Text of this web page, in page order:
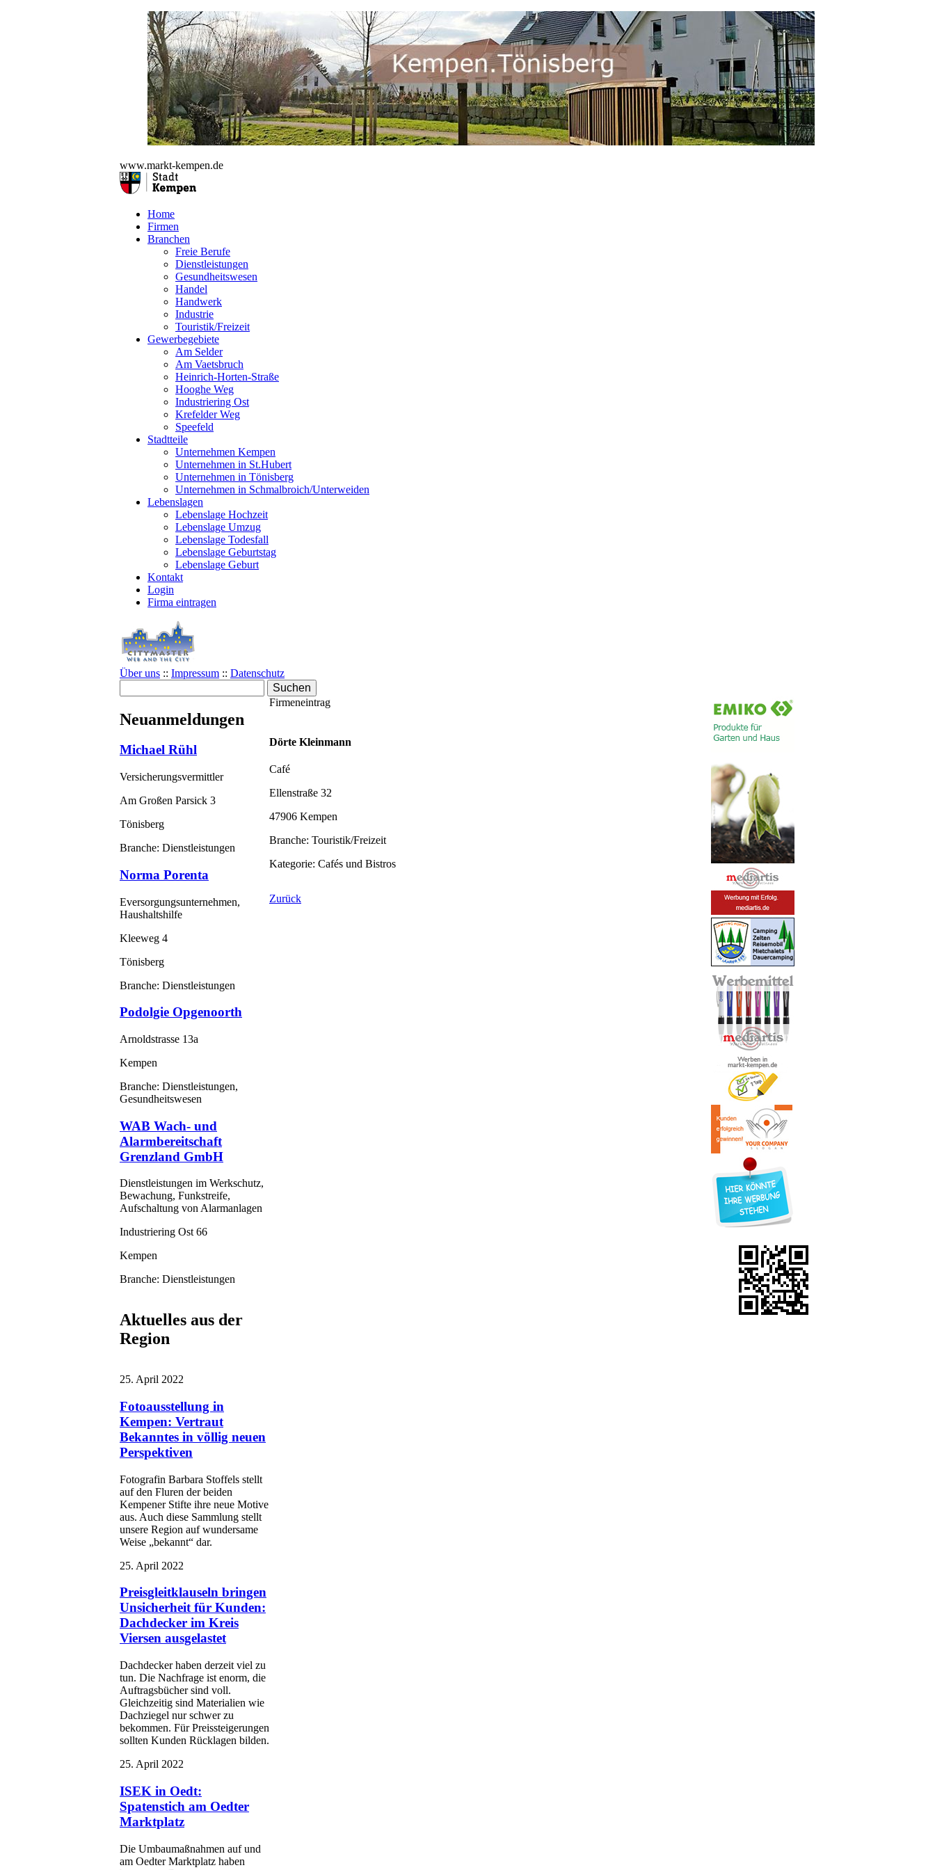
www.markt-kempen.de
Home
Firmen
Branchen
Freie Berufe
Dienstleistungen
Gesundheitswesen
Handel
Handwerk
Industrie
Touristik/Freizeit
Gewerbegebiete
Am Selder
Am Vaetsbruch
Heinrich-Horten-Straße
Hooghe Weg
Industriering Ost
Krefelder Weg
Speefeld
Stadtteile
Unternehmen Kempen
Unternehmen in St.Hubert
Unternehmen in Tönisberg
Unternehmen in Schmalbroich/Unterweiden
Lebenslagen
Lebenslage Hochzeit
Lebenslage Umzug
Lebenslage Todesfall
Lebenslage Geburtstag
Lebenslage Geburt
Kontakt
Login
Firma eintragen
Über uns :: Impressum :: Datenschutz
Neuanmeldungen
Michael Rühl
Versicherungsvermittler
Am Großen Parsick 3
Tönisberg
Branche: Dienstleistungen
Norma Porenta
Eversorgungsunternehmen,
Haushaltshilfe
Kleeweg 4
Tönisberg
Branche: Dienstleistungen
Podolgie Opgenoorth
Arnoldstrasse 13a
Kempen
Branche: Dienstleistungen,
Gesundheitswesen
WAB Wach- und
Alarmbereitschaft
Grenzland GmbH
Dienstleistungen im Werkschutz,
Bewachung, Funkstreife,
Aufschaltung von Alarmanlagen
Industriering Ost 66
Kempen
Branche: Dienstleistungen
Aktuelles aus der
Region
25. April 2022
Fotoausstellung in
Kempen: Vertraut
Bekanntes in völlig neuen
Perspektiven
Fotografin Barbara Stoffels stellt
auf den Fluren der beiden
Kempener Stifte ihre neue Motive
aus. Auch diese Sammlung stellt
unsere Region auf wundersame
Weise „bekannt“ dar.
25. April 2022
Preisgleitklauseln bringen
Unsicherheit für Kunden:
Dachdecker im Kreis
Viersen ausgelastet
Dachdecker haben derzeit viel zu
tun. Die Nachfrage ist enorm, die
Auftragsbücher sind voll.
Gleichzeitig sind Materialien wie
Dachziegel nur schwer zu
bekommen. Für Preissteigerungen
sollten Kunden Rücklagen bilden.
25. April 2022
ISEK in Oedt:
Spatenstich am Oedter
Marktplatz
Die Umbaumaßnahmen auf und
am Oedter Marktplatz haben
Firmeneintrag
Dörte Kleinmann
Café
Ellenstraße 32
47906 Kempen
Branche: Touristik/Freizeit
Kategorie: Cafés und Bistros
Zurück